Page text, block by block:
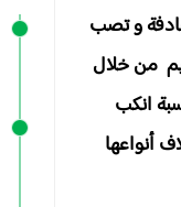
و تصب
من خلال
انكب
أنواعها